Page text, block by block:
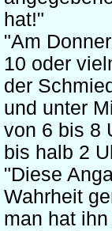
hat!"
"Am
10 oder
der
und unter
von 6 bis 8
bis halb 2
"Diese
Wahrheit
man hat